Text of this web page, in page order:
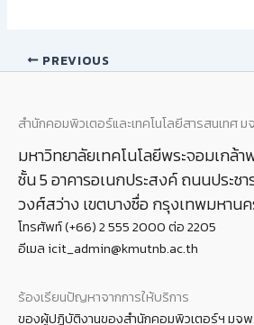
PREVIOUS
สำนักคอมพิวเตอร์และเทคโนโลยีสารสนเทศ
มหาวิทยาลัยเทคโนโลยีพระจอมเกล้า
ชั้น 5 อาคารอเนกประสงค์ ถนนประชา
วงศ์สว่าง เขตบางซื่อ กรุงเทพมหาน
โทรศัพท์ (+66) 2 555 2000 ต่อ 2205
อีเมล icit_admin@kmutnb.ac.th
ร้องเรียนปัญหาจากการให้บริการ
ของผู้ปฏิบัติงานของสำนักคอมพิวเตอร์ฯ มจพ.